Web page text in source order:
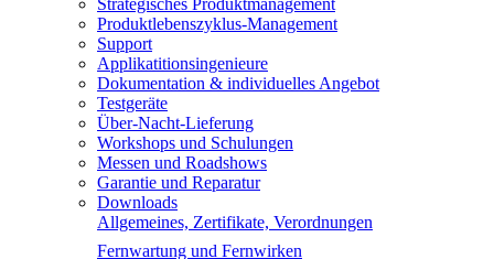
Strategisches Produktmanagement
Produktlebenszyklus-Management
Support
Applikatitionsingenieure
Dokumentation & individuelles Angebot
Testgeräte
Über-Nacht-Lieferung
Workshops und Schulungen
Messen und Roadshows
Garantie und Reparatur
Downloads
Allgemeines, Zertifikate, Verordnungen
Fernwartung und Fernwirken